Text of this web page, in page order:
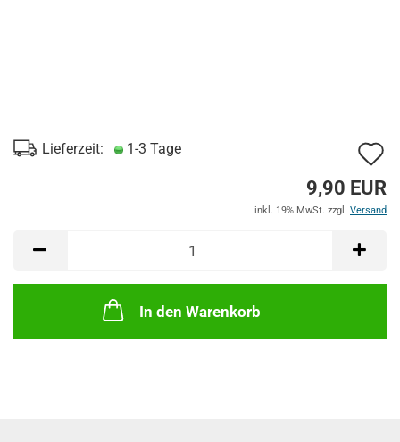
Lieferzeit: 1-3 Tage
9,90 EUR
inkl. 19% MwSt. zzgl. Versand
In den Warenkorb